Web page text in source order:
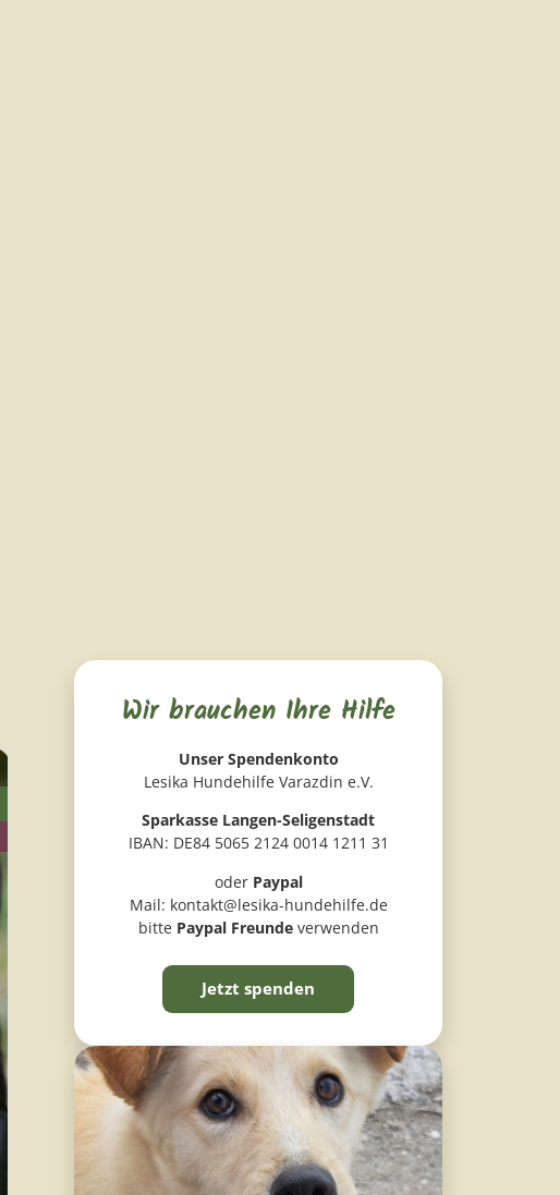
Wir brauchen Ihre Hilfe
Unser Spendenkonto
Lesika Hundehilfe Varazdin e.V.
Sparkasse Langen-Seligenstadt
IBAN: DE84 5065 2124 0014 1211 31
oder Paypal
Mail: kontakt@lesika-hundehilfe.de
bitte Paypal Freundeverwenden
Jetzt spenden